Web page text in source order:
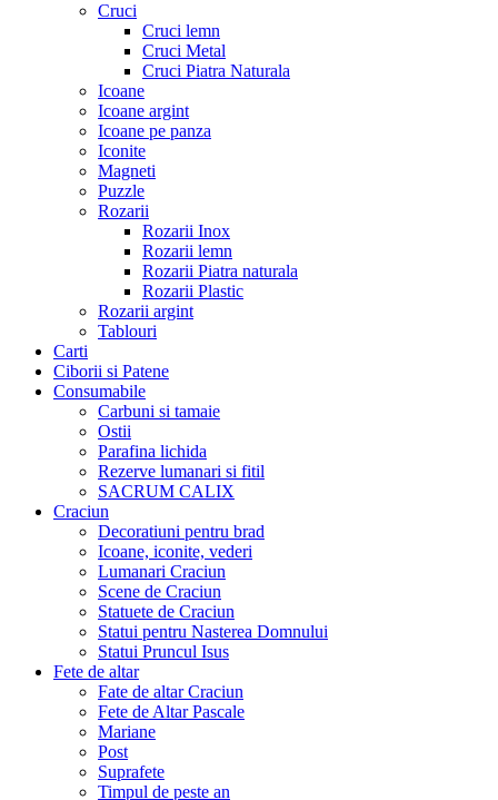
Cruci
Cruci lemn
Cruci Metal
Cruci Piatra Naturala
Icoane
Icoane argint
Icoane pe panza
Iconite
Magneti
Puzzle
Rozarii
Rozarii Inox
Rozarii lemn
Rozarii Piatra naturala
Rozarii Plastic
Rozarii argint
Tablouri
Carti
Ciborii si Patene
Consumabile
Carbuni si tamaie
Ostii
Parafina lichida
Rezerve lumanari si fitil
SACRUM CALIX
Craciun
Decoratiuni pentru brad
Icoane, iconite, vederi
Lumanari Craciun
Scene de Craciun
Statuete de Craciun
Statui pentru Nasterea Domnului
Statui Pruncul Isus
Fete de altar
Fate de altar Craciun
Fete de Altar Pascale
Mariane
Post
Suprafete
Timpul de peste an